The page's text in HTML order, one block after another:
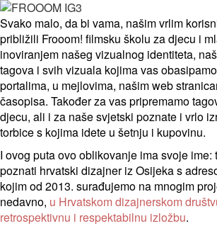
Svako malo, da bi vama, našim vrlim
približili Frooom! filmsku školu za djecu i
inoviranjem našeg vizualnog identiteta,
tagova i svih vizuala kojima vas
portalima, u mejlovima, našim web
časopisa. Također za vas pripremamo
djecu, ali i za naše svjetski poznate i vrlo
torbice s kojima idete u šetnju i kupovinu.
I ovog puta ovo oblikovanje ima svoje ime:
poznati hrvatski dizajner iz Osijeka s
kojim od 2013. surađujemo na mnogim
nedavno, u Hrvatskom dizajnerskom
retrospektivnu i respektabilnu izložbu.